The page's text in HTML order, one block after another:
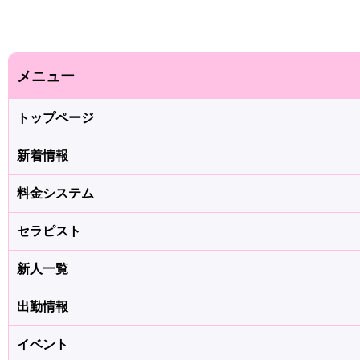
メニュー
トップページ
新着情報
料金システム
セラピスト
新人一覧
出勤情報
イベント